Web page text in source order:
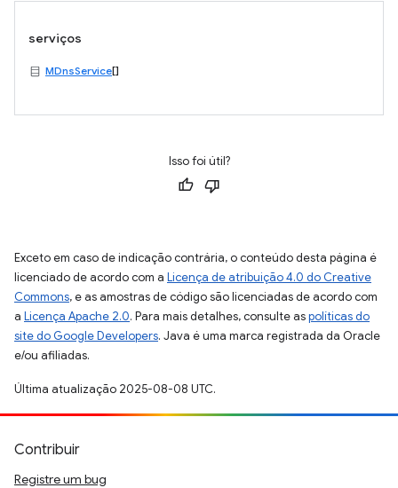
serviços
MDnsService[]
Isso foi útil?
Exceto em caso de indicação contrária, o conteúdo desta página é
licenciado de acordo com a Licença de atribuição 4.0 do Creative
Commons, e as amostras de código são licenciadas de acordo com
a Licença Apache 2.0. Para mais detalhes, consulte aspolíticas do
site do Google Developers. Java é uma marca registrada da Oracle
e/ou afiliadas.
Última atualização 2025-08-08 UTC.
Contribuir
Registre um bug